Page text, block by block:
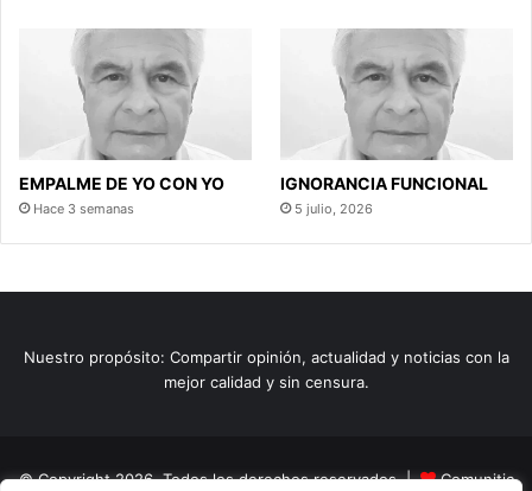
EMPALME DE YO CON YO
Hace 3 semanas
IGNORANCIA FUNCIONAL
5 julio, 2026
Nuestro propósito: Compartir opinión, actualidad y noticias con la
mejor calidad y sin censura.
© Copyright 2026, Todos los derechos reservados | Comunitic